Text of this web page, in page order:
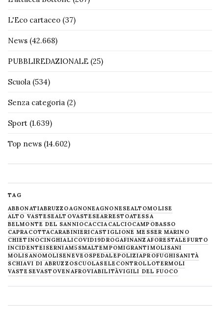
L'Eco cartaceo (37)
News (42.668)
PUBBLIREDAZIONALE (25)
Scuola (534)
Senza categoria (2)
Sport (1.639)
Top news (14.602)
TAG
ABBONATIABRUZZOAGNONEAGNONESEALTOMOLISE
ALTO VASTESEALTOVASTESEARRESTOATESSA
BELMONTE DEL SANNIOCACCIACALCIOCAMPOBASSO
CAPRACOTTACARABINIERICASTIGLIONE MESSER MARINO
CHIETINOCINGHIALICOVID19DROGAFINANZAFORESTALE FURTO
INCIDENTEISERNIAM5SMALTEMPOMIGRANTIMOLISANI
MOLISANOMOLISENEVE OSPEDALEPOLIZIAPROFUGHISANITÀ
SCHIAVI DI ABRUZZOSCUOLASELECONTROLLOTERMOLI
VASTESEVASTOVENAFROVIABILITÀVIGILI DEL FUOCO